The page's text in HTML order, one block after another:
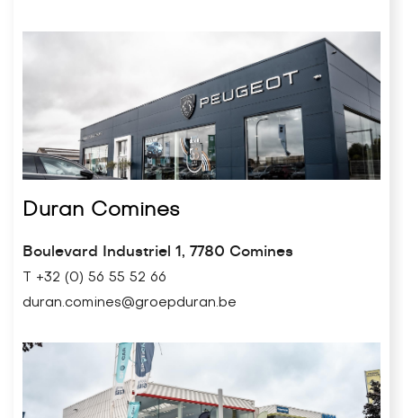
Duran Comines
Boulevard Industriel 1, 7780 Comines
T +32 (0) 56 55 52 66
duran.comines@groepduran.be